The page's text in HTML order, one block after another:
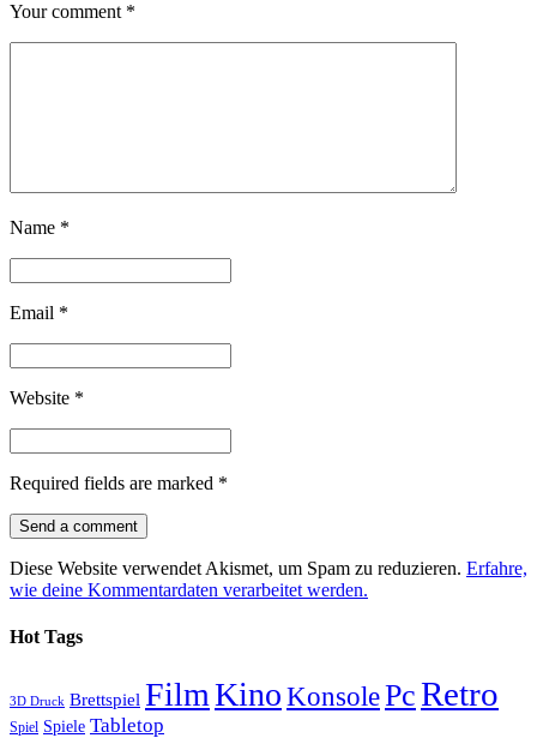
Your comment *
Name *
Email *
Website *
Required fields are marked *
Diese Website verwendet Akismet, um Spam zu reduzieren. Erfahre,
wie deine Kommentardaten verarbeitet werden.
Hot Tags
3D Druck Brettspiel FilmKinoKonsolePcRetro
Spiel Spiele Tabletop